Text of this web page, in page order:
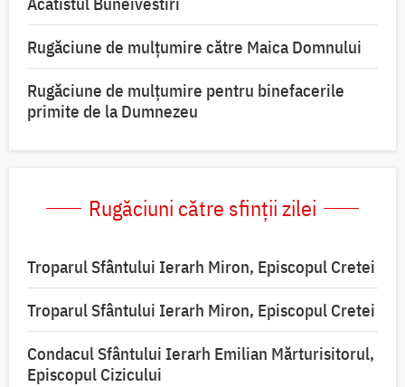
Rugăciune de mulţumire către Maica Domnului
Rugăciune de mulțumire pentru binefacerile
primite de la Dumnezeu
Rugăciuni către sfinții zilei
Troparul Sfântului Ierarh Miron, Episcopul Cretei
Troparul Sfântului Ierarh Miron, Episcopul Cretei
Condacul Sfântului Ierarh Emilian Mărturisitorul,
Episcopul Cizicului